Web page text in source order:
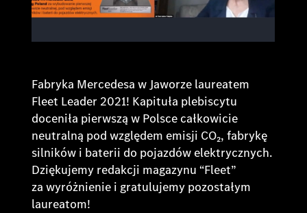
Fabryka Mercedesa w Jaworze laureatem
Fleet Leader 2021! Kapituła plebiscytu
doceniła pierwszą w Polsce całkowicie
neutralną pod względem emisji CO₂, fabrykę
silników i baterii do pojazdów elektrycznych.
Dziękujemy redakcji magazynu “Fleet”
za wyróżnienie i gratulujemy pozostałym
laureatom!